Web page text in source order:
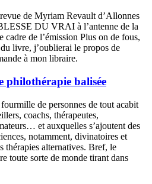
de Myriam Revault d’Allonnes
DU VRAI à l’antenne de la
cadre de l’émission Plus on de fous,
livre, j’oublierai le propos de
à mon libraire.
philothérapie balisée
de personnes de tout acabit
coachs, thérapeutes,
et auxquelles s’ajoutent des
notamment, divinatoires et
thérapies alternatives. Bref, le
toute sorte de monde tirant dans